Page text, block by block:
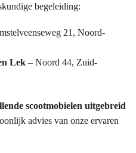
begeleiding:
21, Noord-
Lek – Noord 44, Zuid-
scootmobielen uitgebreid
advies van onze ervaren